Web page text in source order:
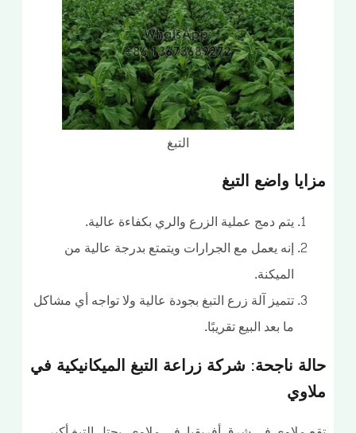
واضع التبغ
يتم دمج عملية الزرع والري بكفاءة عالية.
إنه يعمل مع الجرارات ويتمتع بدرجة عالية من
تتميز آلة زرع التبغ بجودة عالية ولا تواجه أي مشاكل
ما بعد البيع تقريبًا.
ناجحة: شركة زراعة التبغ الميكانيكية في